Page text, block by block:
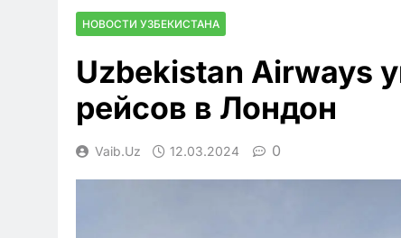
НОВОСТИ УЗБЕКИСТАНА
Uzbekistan Airways
рейсов в Лондон
Vaib.uz 12.03.2024 0